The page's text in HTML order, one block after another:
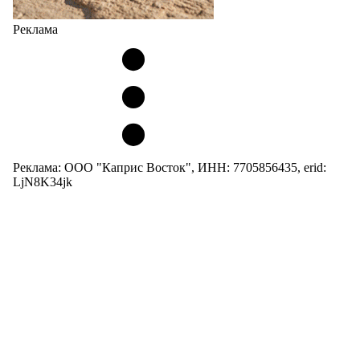
Реклама
Реклама: ООО "Каприс Восток", ИНН: 7705856435, erid:
LjN8K34jk